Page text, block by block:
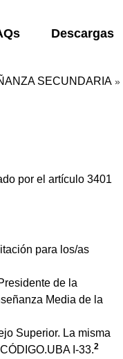
Descargas
SECUNDARIA »
por el artículo 3401
para los/as
de la
Media de la
Superior. La misma
I-33.2